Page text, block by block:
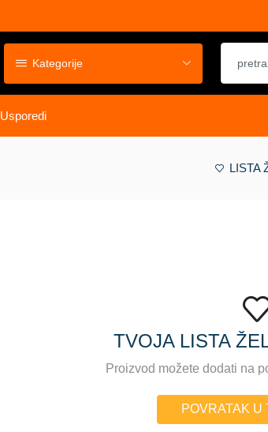
Kategorije
Usporedi
LISTA
TVOJA LISTA
Proizvod možete dodati na
POVRATAK U